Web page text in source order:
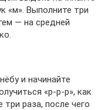
«м». Выполните три
— на средней
и начинайте
«р-р-р», как
раза, после чего